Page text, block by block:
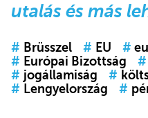
utalás és más
# Brüsszel # EU #
# Európai Bizottság #
# jogállamiság #
# Lengyelország #